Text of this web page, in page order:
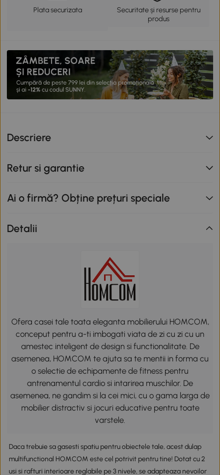
Plata securizata
Securitate și resurse pentru
produs
Descriere
Retur si garantie
Ai o firmă? Obține prețuri speciale
Detalii
Ofera casei tale toata eleganta mobilierului HOMCOM,
conceput pentru a-ti imbogati viata de zi cu zi cu un
amestec inteligent de design si functionalitate. De
asemenea, HOMCOM te ajuta sa te mentii in forma cu
o selectie de echipamente de fitness pentru
antrenamentul cardio si intarirea muschilor. De
asemenea, ne gandim si la cei mici, cu o gama larga de
mobilier distractiv si jocuri educative pentru toate
varstele.
Daca trebuie sa gasesti spatiu pentru obiectele tale, acest dulap
multifunctional HOMCOM este cel potrivit pentru tine! Dotat cu 2
usi si rafturi interioare reglabile pe 3 nivele, se adapteaza nevoilor